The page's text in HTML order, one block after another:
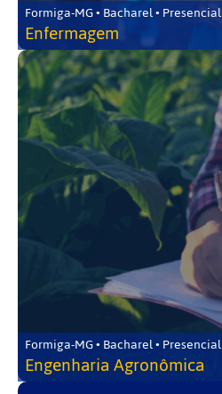
Formiga-MG • Bacharel • Presencial
Enfermagem
Formiga-MG • Bacharel • Presencial
Engenharia Agronômica